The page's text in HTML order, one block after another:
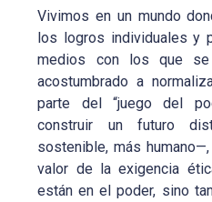
Vivimos en un mundo
los logros individuales y
medios con los que se
acostumbrado a
parte del “juego del
construir un futuro
sostenible, más
valor de la exigencia
están en el poder, sino